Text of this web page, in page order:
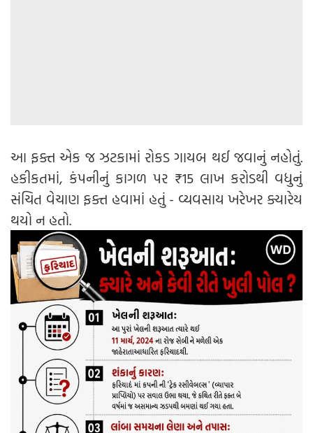
આ ફક્ત એક જ ઝટકામાં રોકડ ગાયબ થઈ જવાનું નહોતું.
હકીકતમાં, કંપનીનું કાગળ પર ₹15 લાખ કરોડથી વધુનું
સંચિત વેચાણ ફક્ત હવામાં હતું - વ્યવસાય ખરેખર ક્યારેય
થયો ન હતો.